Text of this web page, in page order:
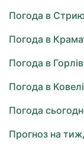
Погода в
Погода в
Погода в
Погода в Ковелі
Погода
Прогноз на